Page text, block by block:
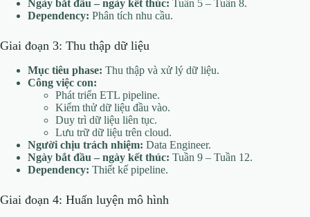
Ngày bắt đầu – ngày kết thúc: Tuần 5 – Tuần 8.
Dependency: Phân tích nhu cầu.
Giai đoạn 3: Thu thập dữ liệu
Mục tiêu phase: Thu thập và xử lý dữ liệu.
Công việc con:
Phát triển ETL pipeline.
Kiểm thử dữ liệu đầu vào.
Duy trì dữ liệu liên tục.
Lưu trữ dữ liệu trên cloud.
Người chịu trách nhiệm: Data Engineer.
Ngày bắt đầu – ngày kết thúc: Tuần 9 – Tuần 12.
Dependency: Thiết kế pipeline.
Giai đoạn 4: Huấn luyện mô hình